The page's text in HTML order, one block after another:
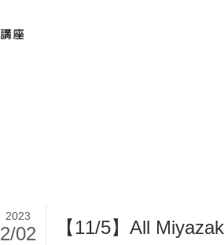
【11/5】All
2023
2/02